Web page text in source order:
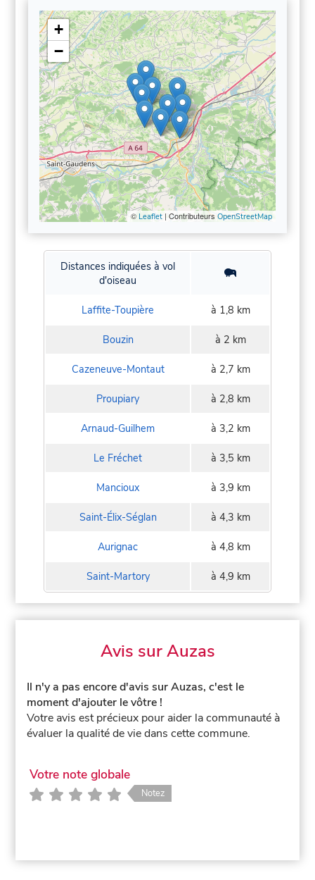
+
−
© Leaflet| Contributeurs OpenStreetMap
Distances indiquées à vol
d'oiseau
Laffite-Toupière à 1,8 km
Bouzin à 2 km
Cazeneuve-Montaut à 2,7 km
Proupiary à 2,8 km
Arnaud-Guilhem à 3,2 km
Le Fréchet à 3,5 km
Mancioux à 3,9 km
Saint-Élix-Séglan à 4,3 km
Aurignac à 4,8 km
Saint-Martory à 4,9 km
Avis sur Auzas
Il n'y a pas encore d'avis sur Auzas, c'est le
moment d'ajouter le vôtre !
Votre avis est précieux pour aider la communauté à
évaluer la qualité de vie dans cette commune.
Votre note globale
Notez